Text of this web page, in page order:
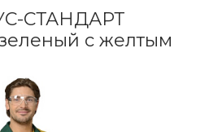
СТАНДАРТ
с желтым